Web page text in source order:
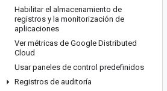
Habilitar el almacenamiento de
registros y la monitorización de
aplicaciones
Ver métricas de Google Distributed
Cloud
Usar paneles de control predefinidos
Registros de auditoría